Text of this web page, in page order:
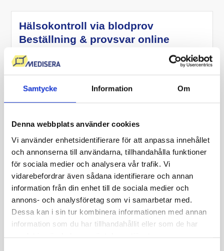
Samtycke Information Om
Denna webbplats använder cookies
Vi använder enhetsidentifierare för att anpassa innehållet
och annonserna till användarna, tillhandahålla funktioner
för sociala medier och analysera vår trafik. Vi
vidarebefordrar även sådana identifierare och annan
information från din enhet till de sociala medier och
annons- och analysföretag som vi samarbetar med.
Dessa kan i sin tur kombinera informationen med annan
information som du har tillhandahållit eller som de har
Hälsokontroll via blodprov
Beställning & provsvar online
Få kunskap om dina blodvärden, undersök om du är
i riskzonen för vissa sjukdomar och följ dina
skräddarsy remissen
Ta blodprovet direkt, på ett provtagningsställe nära
dig.
Provtagning drop-in
Tidsbokning på ett fåtal orter.
Logga in i ”Min Journal”
Bank-ID.